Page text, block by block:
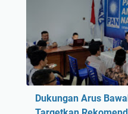
Dukungan Arus